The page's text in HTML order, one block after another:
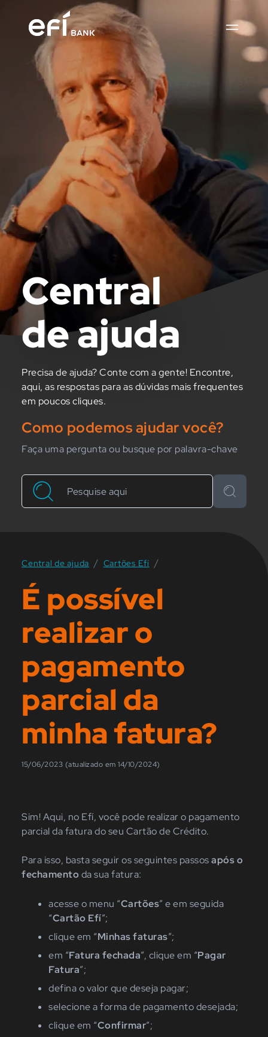
Central
de ajuda
Precisa de ajuda? Conte com a gente! Encontre,
aqui, as respostas para as dúvidas mais frequentes
em poucos cliques.
Como podemos ajudar você?
Faça uma pergunta ou busque por palavra-chave
Buscar
Central de ajuda / Cartões Efí /
É possível
realizar o
pagamento
parcial da
minha fatura?
15/06/2023 (atualizado em 14/10/2024)
Sim! Aqui, no Efí, você pode realizar o pagamento
parcial da fatura do seu Cartão deCrédito.
Para isso, basta seguir os seguintes passosapós o
fechamento da sua fatura:
acesse o menu “Cartões” e em seguida
“Cartão Efí”;
clique em “Minhasfaturas”;
em “Fatura fechada”, clique em “Pagar
Fatura”;
defina o valor que deseja pagar;
selecione a forma de pagamento desejada;
clique em “Confirmar”;